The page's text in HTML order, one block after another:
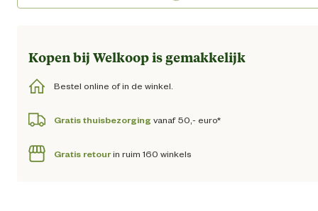
Kopen bij Welkoop is gemakkelijk
Bestel online of in de winkel.
Gratis thuisbezorging vanaf 50,- euro*
Gratis retourin ruim 160 winkels